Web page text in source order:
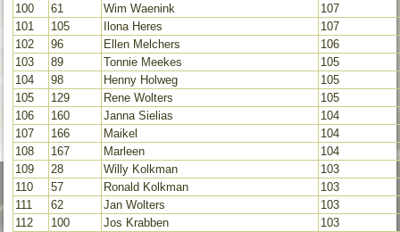
100
61 Wim Waenink
107
101
105 Ilona Heres
107
102
96 Ellen Melchers
106
103
89 Tonnie Meekes
105
104
98 Henny Holweg
105
105
129 Rene Wolters
105
106
160 Janna Sielias
104
107
166 Maikel
104
108
167 Marleen
104
109
28 Willy Kolkman
103
110
57 Ronald Kolkman
103
111
62 Jan Wolters
103
112
100 Jos Krabben
103